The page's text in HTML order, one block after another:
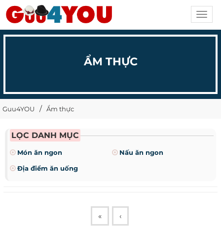
ẨM THỰC
Guu4YOU Ẩm thực
LỌC DANH MỤC
Món ăn ngon
Nấu ăn ngon
Địa điểm ăn uống
« ‹